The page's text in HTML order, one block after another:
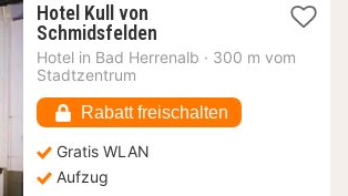
Hotel Kull von
Schmidsfelden1
Nacht
€
Hotel in Bad Herrenalb · 300 m vom
Stadtzentrum
Rabatt freischalten
Gratis WLAN
Aufzug